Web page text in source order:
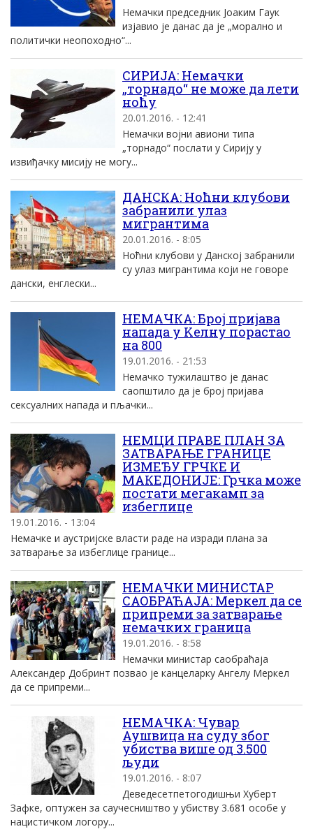
Немачки председник Jоаким Гаук
изjавио jе данас да jе „морално и
политички неопоходно“...
СИРИЈА: Немачки
„торнадо“ не може да лети
ноћу
20.01.2016. - 12:41
Немачки војни авиони типа
„торнадо“ послати у Сирију у
извиђачку мисију не могу...
ДАНСКА: Ноћни клубови
забранили улаз
мигрантима
20.01.2016. - 8:05
Ноћни клубови у Данској забранили
су улаз мигрантима који не говоре
дански, енглески...
НЕМАЧКА: Броj приjава
напада у Kелну порастао
на 800
19.01.2016. - 21:53
Немачко тужилаштво jе данас
саопштило да jе броj приjава
сексуалних напада и пљачки...
НЕМЦИ ПРАВЕ ПЛАН ЗА
ЗАТВАРАЊЕ ГРАНИЦЕ
ИЗМЕЂУ ГРЧКЕ И
МАКЕДОНИЈЕ: Грчка може
постати мегакамп за
избеглице
19.01.2016. - 13:04
Немачке и аустријске власти раде на изради плана за
затварање за избеглице границе...
НЕМАЧКИ МИНИСТАР
САОБРАЋАЈА: Mеркел да се
припреми за затварање
немачких граница
19.01.2016. - 8:58
Немачки министар саобраћаjа
Aлександер Добринт позвао jе канцеларку Aнгелу Mеркел
да се припреми...
НЕМАЧКА: Чувар
Аушвица на суду због
убиства више од 3.500
људи
19.01.2016. - 8:07
Деведесетпетогодишњи Хуберт
Зафке, оптужен за саучесништво у убиству 3.681 особе у
нацистичком логору...